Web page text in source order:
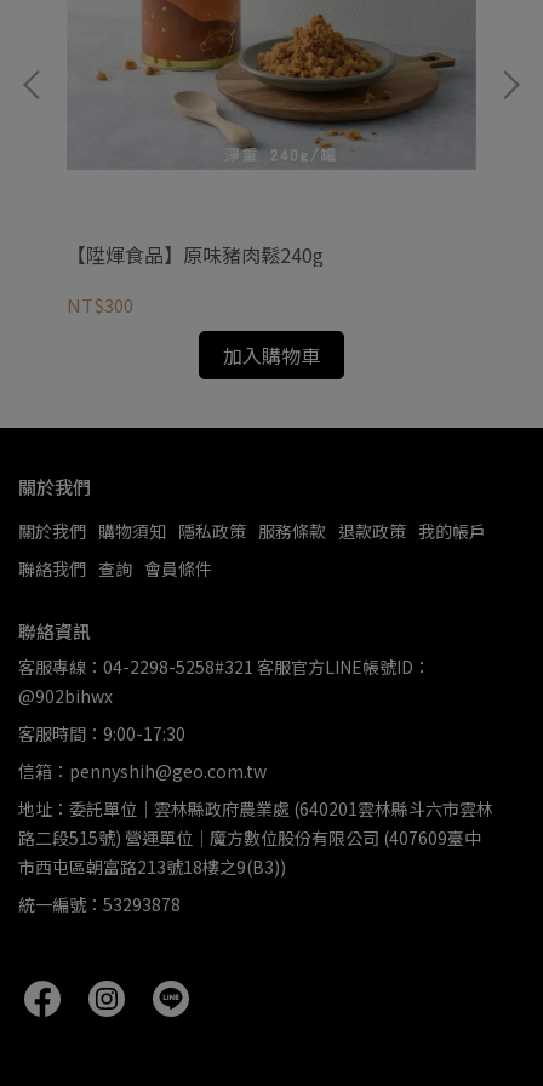
【陞煇食品】原味豬肉鬆240g
NT$300
加入購物車
關於我們
關於我們 購物須知 隱私政策 服務條款 退款政策 我的帳戶
聯絡我們 查詢 會員條件
聯絡資訊
客服專線：04-2298-5258#321 客服官方LINE帳號ID：
@902bihwx
客服時間：9:00-17:30
信箱：pennyshih@geo.com.tw
地址：委託單位｜雲林縣政府農業處 (640201雲林縣斗六市雲林
路二段515號) 營運單位｜魔方數位股份有限公司 (407609臺中
市西屯區朝富路213號18樓之9(B3))
統一編號：53293878